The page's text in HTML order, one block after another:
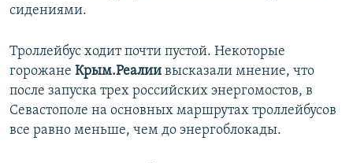
сидениями.
Троллейбус ходит почти пустой. Некоторые
горожане Крым.Реалии высказали мнение, что
после запуска трех российских энергомостов, в
Севастополе на основных маршрутах троллейбусов
все равно меньше, чем до энергоблокады.